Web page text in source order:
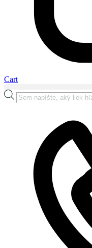
Cart
Products
search